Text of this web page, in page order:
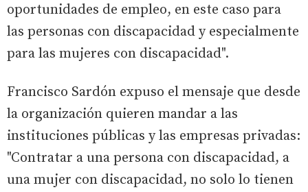
oportunidades de empleo, en este caso para
las personas con discapacidad y especialmente
para las mujeres con discapacidad".
Francisco Sardón expuso el mensaje que desde
la organización quieren mandar a las
instituciones públicas y las empresas privadas:
"Contratar a una persona con discapacidad, a
una mujer con discapacidad, no solo lo tienen